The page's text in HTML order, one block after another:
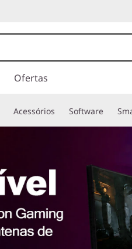
Ofertas
Acessórios Software